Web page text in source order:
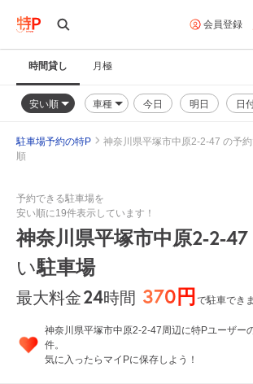
会員登録
時間貸し 月極
安い順 車種 今日 明日 日
駐車場予約の特P
神奈川県平塚市中原2-2-47 の予
順
予約できる駐車場を
安い順に19件表示しています！
神奈川県平塚市中原2-2-47
い駐車場
最大料金24時間 370円で駐車でき
神奈川県平塚市中原2-2-47周辺に特Pユーザー
件。
気に入ったらマイPに保存しよう！